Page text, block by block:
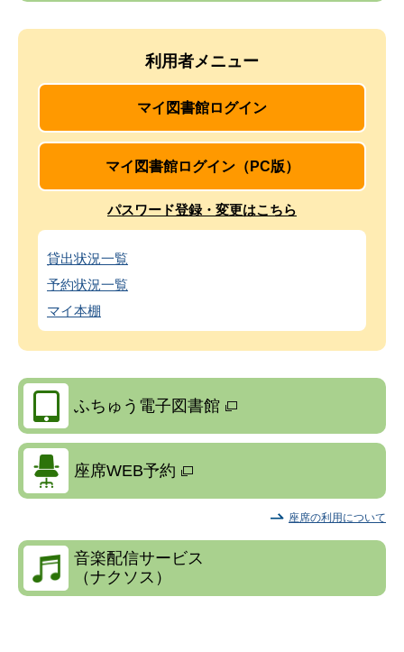
利用者メニュー
マイ図書館ログイン
マイ図書館ログイン（PC版）
パスワード登録・変更はこちら
貸出状況一覧
予約状況一覧
マイ本棚
ふちゅう電子図書館
座席WEB予約
座席の利用について
音楽配信サービス
（ナクソス）